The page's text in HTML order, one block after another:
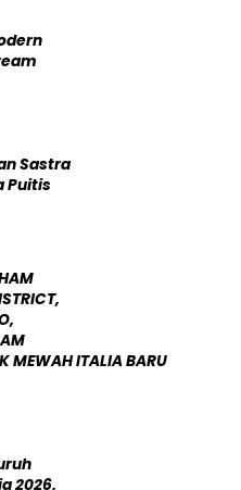
Sastra
Puitis
MEWAH ITALIA BARU
2026,